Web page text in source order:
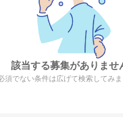
該当する募集がありませ
須でない条件は広げて検索してみま